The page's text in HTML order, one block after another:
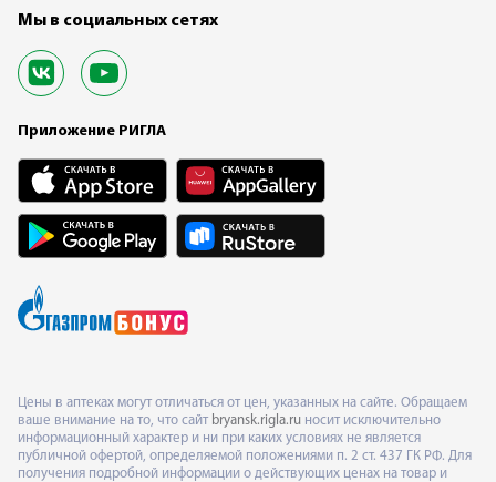
Мы в социальных сетях
Приложение РИГЛА
Цены в аптеках могут отличаться от цен, указанных на сайте. Обращаем
ваше внимание на то, что сайт bryansk.rigla.ru носит исключительно
информационный характер и ни при каких условиях не является
публичной офертой, определяемой положениями п. 2 ст. 437 ГК РФ. Для
получения подробной информации о действующих ценах на товар и